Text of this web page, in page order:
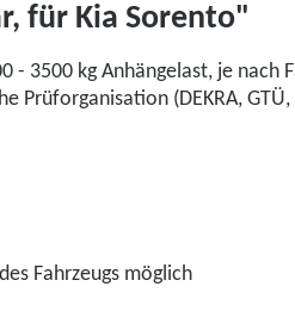
für Kia Sorento"
3500 kg Anhängelast, je nach
(DEKRA, GTÜ,
Fahrzeugs möglich